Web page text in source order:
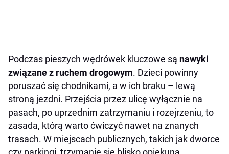
Podczas pieszych wędrówek kluczowe są nawyki
związane z ruchem drogowym. Dzieci powinny
poruszać się chodnikami, a w ich braku – lewą
stroną jezdni. Przejścia przez ulicę wyłącznie na
pasach, po uprzednim zatrzymaniu i rozejrzeniu, to
zasada, którą warto ćwiczyć nawet na znanych
trasach. W miejscach publicznych, takich jak dworce